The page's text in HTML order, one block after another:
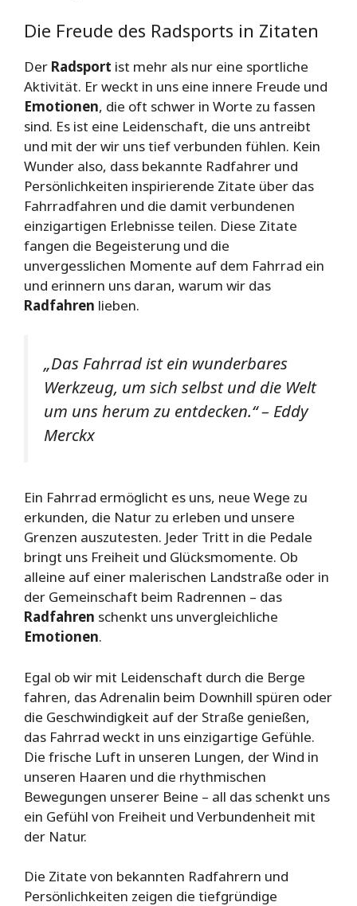
Die Freude des Radsports in Zitaten
Der Radsport ist mehr als nur eine sportliche
Aktivität. Er weckt in uns eine innere Freude und
Emotionen, die oft schwer in Worte zu fassen
sind. Es ist eine Leidenschaft, die uns antreibt
und mit der wir uns tief verbunden fühlen. Kein
Wunder also, dass bekannte Radfahrer und
Persönlichkeiten inspirierende Zitate über das
Fahrradfahren und die damit verbundenen
einzigartigen Erlebnisse teilen. Diese Zitate
fangen die Begeisterung und die
unvergesslichen Momente auf dem Fahrrad ein
und erinnern uns daran, warum wir das
Radfahren lieben.
„Das Fahrrad ist ein wunderbares
Werkzeug, um sich selbst und die Welt
um uns herum zu entdecken.“ – Eddy
Merckx
Ein Fahrrad ermöglicht es uns, neue Wege zu
erkunden, die Natur zu erleben und unsere
Grenzen auszutesten. Jeder Tritt in die Pedale
bringt uns Freiheit und Glücksmomente. Ob
alleine auf einer malerischen Landstraße oder in
der Gemeinschaft beim Radrennen – das
Radfahren schenkt uns unvergleichliche
Emotionen.
Egal ob wir mit Leidenschaft durch die Berge
fahren, das Adrenalin beim Downhill spüren oder
die Geschwindigkeit auf der Straße genießen,
das Fahrrad weckt in uns einzigartige Gefühle.
Die frische Luft in unseren Lungen, der Wind in
unseren Haaren und die rhythmischen
Bewegungen unserer Beine – all das schenkt uns
ein Gefühl von Freiheit und Verbundenheit mit
der Natur.
Die Zitate von bekannten Radfahrern und
Persönlichkeiten zeigen die tiefgründige